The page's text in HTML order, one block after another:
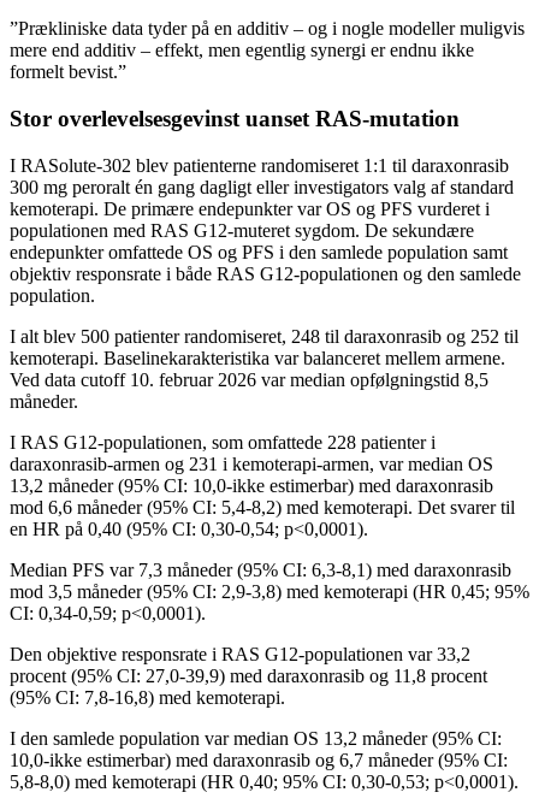
”Prækliniske data tyder på en additiv – og i nogle modeller muligvis
mere end additiv – effekt, men egentlig synergi er endnu ikke
formelt bevist.”
Stor overlevelsesgevinst uanset RAS-mutation
I RASolute-302 blev patienterne randomiseret 1:1 til daraxonrasib
300 mg peroralt én gang dagligt eller investigators valg af standard
kemoterapi. De primære endepunkter var OS og PFS vurderet i
populationen med RAS G12-muteret sygdom. De sekundære
endepunkter omfattede OS og PFS i den samlede population samt
objektiv responsrate i både RAS G12-populationen og den samlede
population.
I alt blev 500 patienter randomiseret, 248 til daraxonrasib og 252 til
kemoterapi. Baselinekarakteristika var balanceret mellem armene.
Ved data cutoff 10. februar 2026 var median opfølgningstid 8,5
måneder.
I RAS G12-populationen, som omfattede 228 patienter i
daraxonrasib-armen og 231 i kemoterapi-armen, var median OS
13,2 måneder (95% CI: 10,0-ikke estimerbar) med daraxonrasib
mod 6,6 måneder (95% CI: 5,4-8,2) med kemoterapi. Det svarer til
en HR på 0,40 (95% CI: 0,30-0,54; p<0,0001).
Median PFS var 7,3 måneder (95% CI: 6,3-8,1) med daraxonrasib
mod 3,5 måneder (95% CI: 2,9-3,8) med kemoterapi (HR 0,45; 95%
CI: 0,34-0,59; p<0,0001).
Den objektive responsrate i RAS G12-populationen var 33,2
procent (95% CI: 27,0-39,9) med daraxonrasib og 11,8 procent
(95% CI: 7,8-16,8) med kemoterapi.
I den samlede population var median OS 13,2 måneder (95% CI:
10,0-ikke estimerbar) med daraxonrasib og 6,7 måneder (95% CI:
5,8-8,0) med kemoterapi (HR 0,40; 95% CI: 0,30-0,53; p<0,0001).